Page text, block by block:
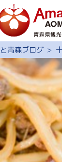
青森ブログ